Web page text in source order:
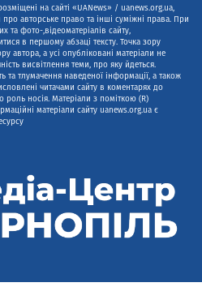
на сайті «UANews» / uanews.org.ua,
авторське право та інші суміжні права. При
та фото-,відеоматеріалів сайту,
в першому абзаці тексту. Точка зору
автора, а усі опубліковані матеріали не
висвітлення теми, про яку йдеться.
та тлумачення наведеної інформації, а також
читачами сайту в коментарях до
роль носія. Матеріали з поміткою (R)
матеріали сайту uanews.org.ua є